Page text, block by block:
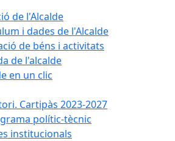
de l'Alcalde
i dades de l'Alcalde
de béns i activitats
de l'alcalde
en un clic
Cartipàs 2023-2027
polític-tècnic
institucionals